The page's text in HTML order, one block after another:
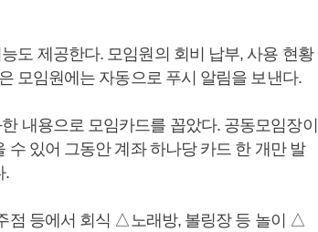
도 제공한다. 모임원의 회비 납부, 사용 현황
모임원에는 자동으로 푸시 알림을 보낸다.
내용으로 모임카드를 꼽았다. 공동모임장이
있어 그동안 계좌 하나당 카드 한 개만 발
.
점 등에서 회식 △노래방, 볼링장 등 놀이 △